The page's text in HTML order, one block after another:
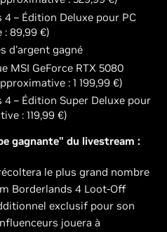
4 – Édition Deluxe pour PC
89,99 €)
d'argent gagné
MSI GeForce RTX 5080
: 1 199,99 €)
4 – Édition Super Deluxe pour
: 119,99 €)
gagnante" du livestream :
le plus grand nombre
Borderlands 4 Loot-Off
exclusif pour son
jouera à